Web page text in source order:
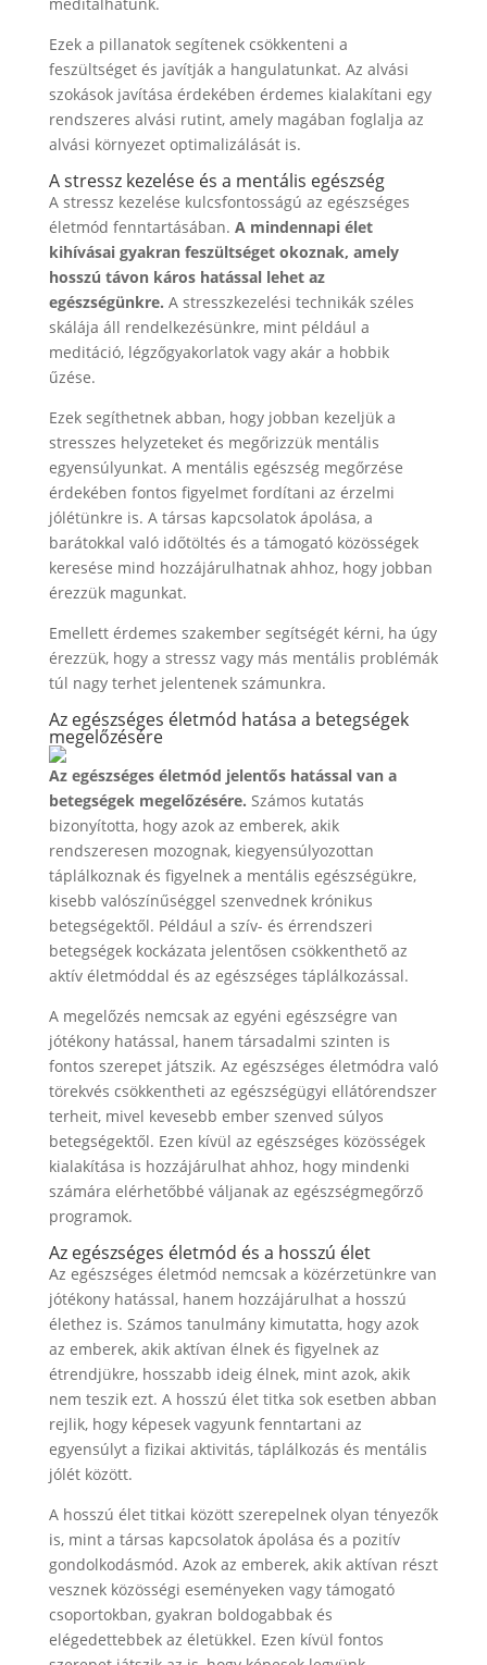
Ezek a pillanatok segítenek csökkenteni a
feszültséget és javítják a hangulatunkat. Az alvási
szokások javítása érdekében érdemes kialakítani egy
rendszeres alvási rutint, amely magában foglalja az
alvási környezet optimalizálását is.
A stressz kezelése és a mentális egészség
A stressz kezelése kulcsfontosságú az egészséges
életmód fenntartásában. A mindennapi élet
kihívásai gyakran feszültséget okoznak, amely
hosszú távon káros hatással lehet az
egészségünkre. A stresszkezelési technikák széles
skálája áll rendelkezésünkre, mint például a
meditáció, légzőgyakorlatok vagy akár a hobbik
űzése.
Ezek segíthetnek abban, hogy jobban kezeljük a
stresszes helyzeteket és megőrizzük mentális
egyensúlyunkat. A mentális egészség megőrzése
érdekében fontos figyelmet fordítani az érzelmi
jólétünkre is. A társas kapcsolatok ápolása, a
barátokkal való időtöltés és a támogató közösségek
keresése mind hozzájárulhatnak ahhoz, hogy jobban
érezzük magunkat.
Emellett érdemes szakember segítségét kérni, ha úgy
érezzük, hogy a stressz vagy más mentális problémák
túl nagy terhet jelentenek számunkra.
Az egészséges életmód hatása a betegségek
megelőzésére
Az egészséges életmód jelentős hatással van a
betegségek megelőzésére. Számos kutatás
bizonyította, hogy azok az emberek, akik
rendszeresen mozognak, kiegyensúlyozottan
táplálkoznak és figyelnek a mentális egészségükre,
kisebb valószínűséggel szenvednek krónikus
betegségektől. Például a szív- és érrendszeri
betegségek kockázata jelentősen csökkenthető az
aktív életmóddal és az egészséges táplálkozással.
A megelőzés nemcsak az egyéni egészségre van
jótékony hatással, hanem társadalmi szinten is
fontos szerepet játszik. Az egészséges életmódra való
törekvés csökkentheti az egészségügyi ellátórendszer
terheit, mivel kevesebb ember szenved súlyos
betegségektől. Ezen kívül az egészséges közösségek
kialakítása is hozzájárulhat ahhoz, hogy mindenki
számára elérhetőbbé váljanak az egészségmegőrző
programok.
Az egészséges életmód és a hosszú élet
Az egészséges életmód nemcsak a közérzetünkre van
jótékony hatással, hanem hozzájárulhat a hosszú
élethez is. Számos tanulmány kimutatta, hogy azok
az emberek, akik aktívan élnek és figyelnek az
étrendjükre, hosszabb ideig élnek, mint azok, akik
nem teszik ezt. A hosszú élet titka sok esetben abban
rejlik, hogy képesek vagyunk fenntartani az
egyensúlyt a fizikai aktivitás, táplálkozás és mentális
jólét között.
A hosszú élet titkai között szerepelnek olyan tényezők
is, mint a társas kapcsolatok ápolása és a pozitív
gondolkodásmód. Azok az emberek, akik aktívan részt
vesznek közösségi eseményeken vagy támogató
csoportokban, gyakran boldogabbak és
elégedettebbek az életükkel. Ezen kívül fontos